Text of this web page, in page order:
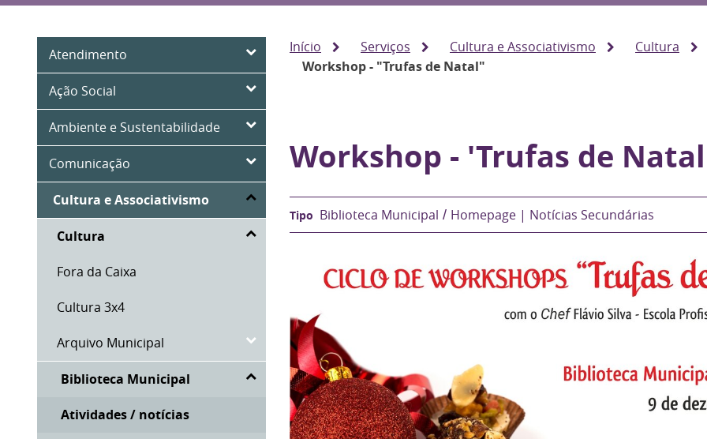
Atendimento
Ação Social
Ambiente e Sustentabilidade
Comunicação
Cultura e Associativismo
Cultura
Fora da Caixa
Cultura 3x4
Arquivo Municipal
Biblioteca Municipal
Atividades / notícias
Início Serviços Cultura e Associativismo
Cultura
Workshop - "Trufas de Natal"
Workshop - 'Trufas de
Biblioteca Municipal Homepage | Notícias Secundárias